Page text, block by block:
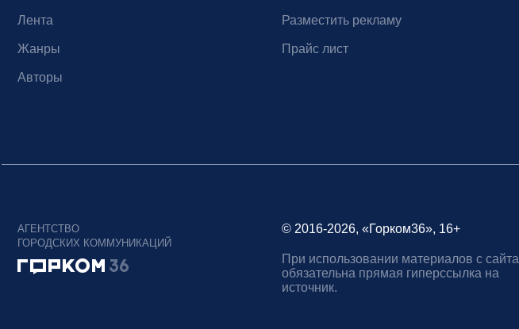
Лента
Жанры
Авторы
Разместить рекламу
Прайс лист
АГЕНТСТВО
ГОРОДСКИХ КОММУНИКАЦИЙ
© 2016-2026, «Горком36», 16+
При использовании материалов с сайта
обязательна прямая гиперссылка на
источник.